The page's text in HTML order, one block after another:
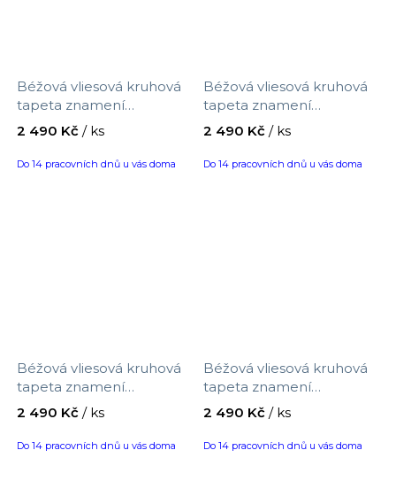
Floral Impression
Wiltshire Meadow
Festival
Béžová vliesová kruhová
tapeta znamení
zvěrokruhu Střelec
323143, Explore, Eijffinger,
průměr 115 cm
Do 14 pracovních dnů u vás doma
2 490 Kč / ks
Béžová vliesová kruhová
tapeta znamení
zvěrokruhu Štír 323140,
Explore, Eijffinger, 115 cm
Do 14 pracovních dnů u vás doma
2 490 Kč / ks
Béžová vliesová kruhová
tapeta znamení
zvěrokruhu Váhy 323137,
Explore, Eijffinger, průměr
115 cm
Do 14 pracovních dnů u vás doma
2 490 Kč / ks
Béžová vliesová kruhová
tapeta znamení
zvěrokruhu Vodnář 323113,
Explore, Eijffinger, průměr
115 cm
Do 14 pracovních dnů u vás doma
2 490 Kč / ks